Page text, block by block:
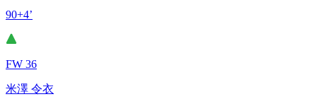
90+4’
FW 36
米澤 令衣